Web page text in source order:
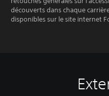
découverts dans chaque
disponibles sur le site internet